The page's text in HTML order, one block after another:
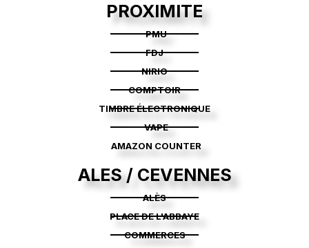
PROXIMITE
PMU
FDJ
NIRIO
COMPTOIR
TIMBRE ÉLECTRONIQUE
VAPE
AMAZON COUNTER
ALES / CEVENNES
ALÈS
PLACE DE L'ABBAYE
COMMERCES